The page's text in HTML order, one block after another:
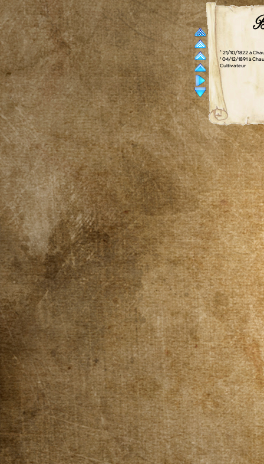
° 21/10/1822 à
† 04/12/1891 à
Cultivateur